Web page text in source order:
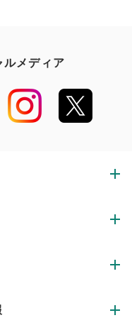
ルメディア